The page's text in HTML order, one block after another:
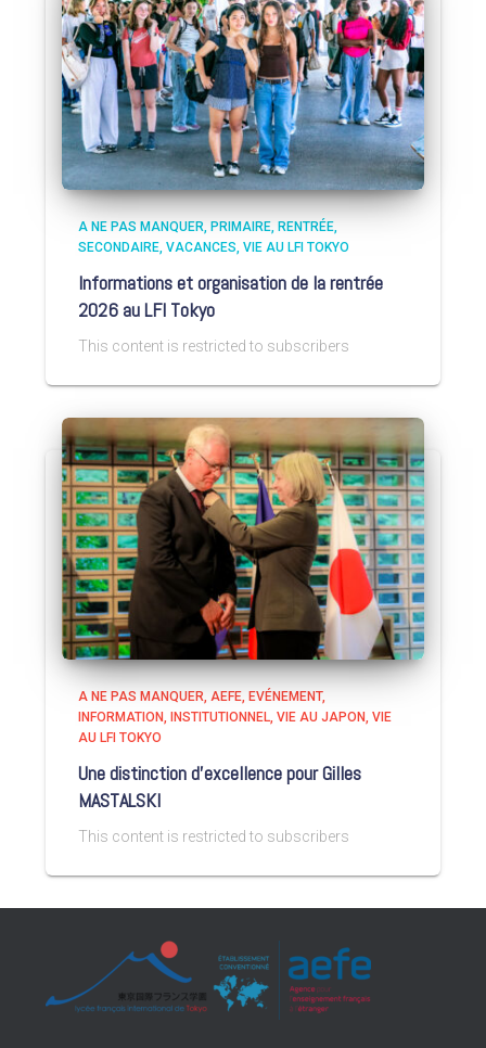
A NE PAS MANQUER PRIMAIRE RENTRÉE
SECONDAIRE VACANCES VIE AU LFI TOKYO
Informations et organisation de la rentrée
2026 au LFI Tokyo
This content is restricted to subscribers
A NE PAS MANQUER AEFE EVÉNEMENT
INFORMATION
INSTITUTIONNEL VIE AU JAPON VIE
AU LFI TOKYO
Une distinction d’excellence pour Gilles
MASTALSKI
This content is restricted to subscribers